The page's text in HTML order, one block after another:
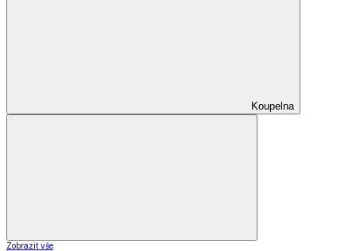
Koupelna
Zobrazit vše